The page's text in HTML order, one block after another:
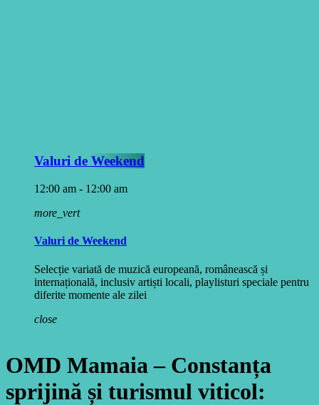
Valuri de Weekend
12:00 am - 12:00 am
more_vert
Valuri de Weekend
Selecție variată de muzică europeană, românească și
internațională, inclusiv artiști locali, playlisturi speciale pentru
diferite momente ale zilei
close
OMD Mamaia – Constanța
sprijină și turismul viticol: